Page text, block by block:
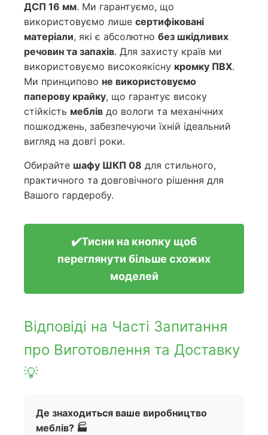
ДСП 16 мм. Ми гарантуємо, що
використовуємо лише сертифіковані
матеріали, які є абсолютно без шкідливих
речовин та запахів. Для захисту країв ми
використовуємо високоякісну кромку ПВХ.
Ми принципово не використовуємо
паперову крайку, що гарантує високу
стійкість меблів до вологи та механічних
пошкоджень, забезпечуючи їхній ідеальний
вигляд на довгі роки.
Обирайте шафу ШКП 08 для стильного,
практичного та довговічного рішення для
Вашого гардеробу.
✔️Тисни на кнопку щоб
переглянути більше схожих
моделей
Відповіді на Часті Запитання
про Виготовлення та Доставку
💡
Де знаходиться ваше виробництво
меблів? 🏭